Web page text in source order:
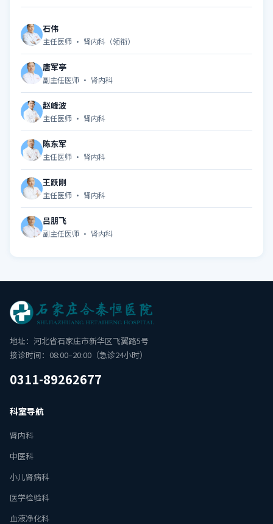
石伟
主任医师 · 肾内科（领衔）
唐军亭
副主任医师 · 肾内科
赵峰波
主任医师 · 肾内科
陈东军
主任医师 · 肾内科
王跃刚
主任医师 · 肾内科
吕朋飞
副主任医师 · 肾内科
地址：河北省石家庄市新华区飞翼路5号
接诊时间：08:00–20:00（急诊24小时）
0311-89262677
科室导航
肾内科
中医科
小儿肾病科
医学检验科
血液净化科